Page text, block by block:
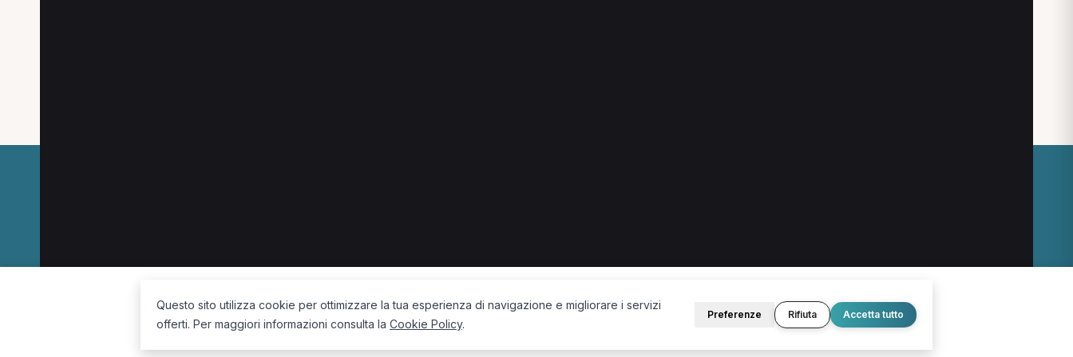
Questo sito utilizza cookie per ottimizzare la tua esperienza di navigazione e migliorare i servizi
offerti. Per maggiori informazioni consulta la Cookie Policy.
Preferenze Rifiuta Accetta tutto